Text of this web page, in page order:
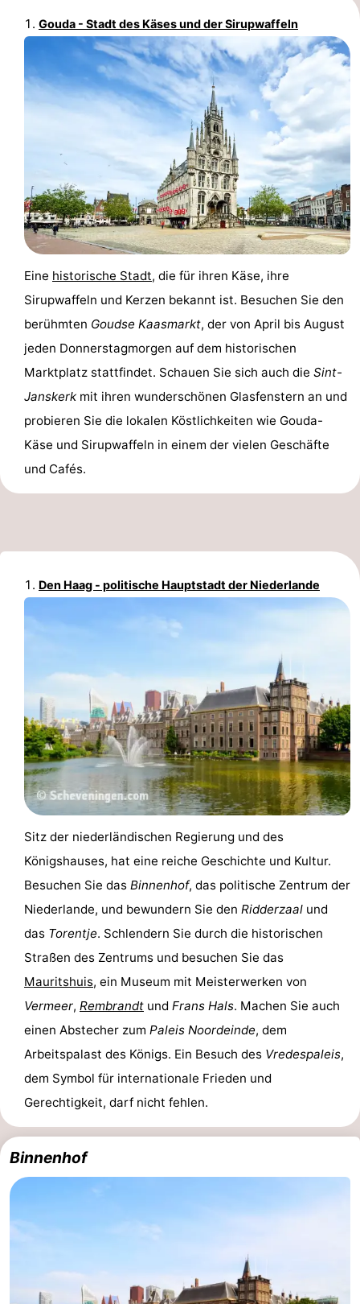
Rundfahrten
Experiences
Dörfer
Führungen
Radfahren
Wandern
Unterhaltung
Nachtleben
Essen
und
trinken
Einkäufen
Märkte
Warenhäuser
Veranstaltungen
Spezial
Geschichte
Stadt
der
Diamante
Plätze
Gärten
Parks
Umgebung
Nordholland
Forum
Őffentliche
Hauptbahnhof
Schiphol
Eindhoven
Tipps
Gouda - Stadt des Käses und der Sirupwaffeln
Eine historische Stadt, die für ihren Käse, ihre
Sirupwaffeln und Kerzen bekannt ist. Besuchen Sie den
berühmten Goudse Kaasmarkt, der von April bis August
jeden Donnerstagmorgen auf dem historischen
Marktplatz stattfindet. Schauen Sie sich auch die Sint-
Janskerk mit ihren wunderschönen Glasfenstern an und
probieren Sie die lokalen Köstlichkeiten wie Gouda-
Käse und Sirupwaffeln in einem der vielen Geschäfte
und Cafés.
Den Haag - politische Hauptstadt der Niederlande
Sitz der niederländischen Regierung und des
Königshauses, hat eine reiche Geschichte und Kultur.
Besuchen Sie das Binnenhof, das politische Zentrum der
Niederlande, und bewundern Sie den Ridderzaal und
das Torentje. Schlendern Sie durch die historischen
Straßen des Zentrums und besuchen Sie das
Mauritshuis, ein Museum mit Meisterwerken von
Vermeer, Rembrandt und Frans Hals. Machen Sie auch
einen Abstecher zum Paleis Noordeinde, dem
Arbeitspalast des Königs. Ein Besuch des Vredespaleis,
dem Symbol für internationale Frieden und
Gerechtigkeit, darf nicht fehlen.
Binnenhof